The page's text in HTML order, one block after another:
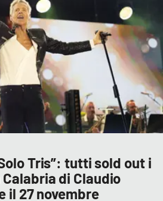
Grippo
Tris”: tutti sold out i
di Claudio
il 27 novembre